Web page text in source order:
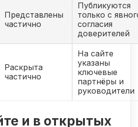
Представлены
частично
Публикуются
только с
согласия
доверителей
Раскрыта
частично
На сайте
указаны
ключевые
партнёры и
руководители
и в открытых